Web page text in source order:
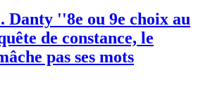
Danty ''8e ou 9e choix au
de constance, le
pas ses mots